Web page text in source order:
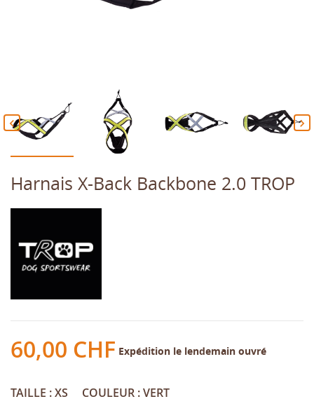
 
Harnais X-Back Backbone 2.0 TROP
60,00 CHF Expédition le lendemain ouvré
TAILLE : XS COULEUR : VERT